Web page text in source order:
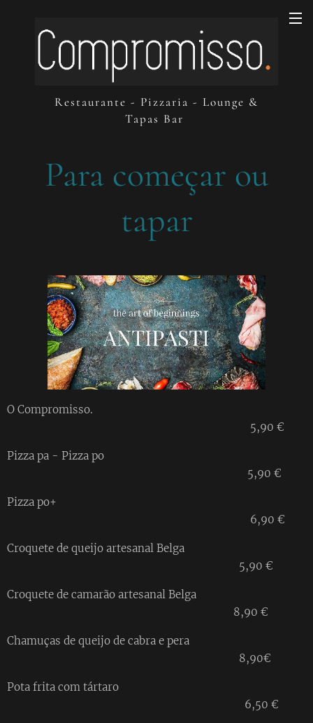
Restaurante - Pizzaria - Lounge &
Tapas Bar
Para começar ou
tapar
O Compromisso.
5,90 €
Pizza pa - Pizza po
5,90 €
Pizza po+
6,90 €
Croquete de queijo artesanal Belga
5,90 €
Croquete de camarão artesanal Belga
8,90 €
Chamuças de queijo de cabra e pera
8,90€
Pota frita com tártaro
6,50 €